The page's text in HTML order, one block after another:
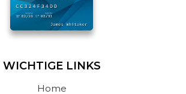
WICHTIGE LINKS
Home